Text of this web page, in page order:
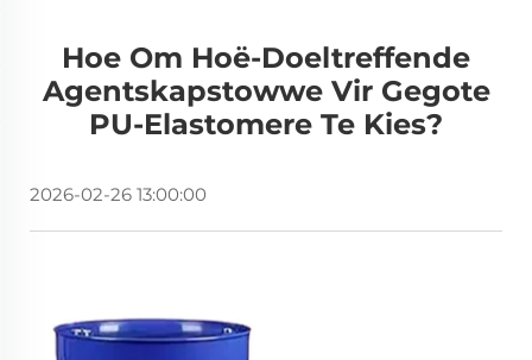
Hoe Om Hoë-Doeltreffende
Agentskapstowwe Vir Gegote
PU-Elastomere Te Kies?
2026-02-26 13:00:00